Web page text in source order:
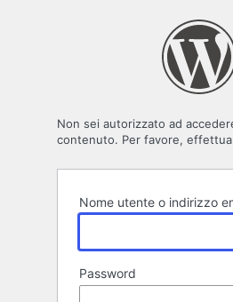
Non sei autorizzato ad
contenuto. Per favore,
Nome utente o indirizzo
Password